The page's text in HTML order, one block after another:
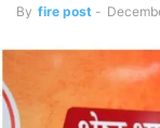
By fire post -